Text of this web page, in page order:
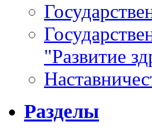
"Развитие
Разделы